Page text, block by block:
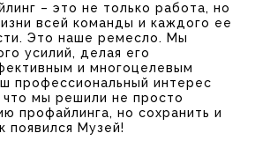
– это не только работа, но
всей команды и каждого ее
Это наше ремесло. Мы
усилий, делая его
и многоцелевым
профессиональный интерес
что мы решили не просто
профайлинга, но сохранить и
появился Музей!